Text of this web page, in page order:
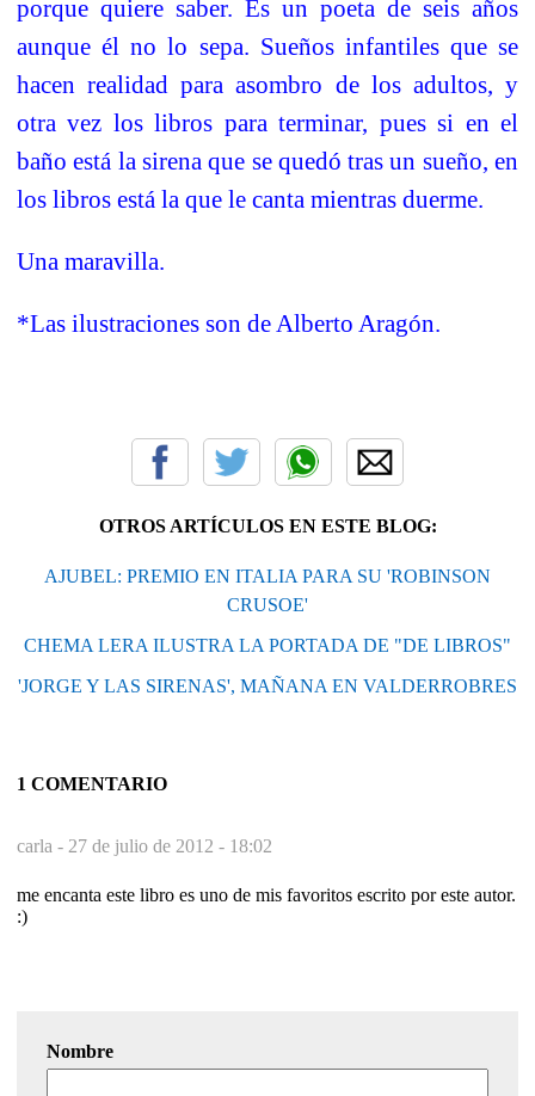
porque quiere saber. Es un poeta de seis años
aunque él no lo sepa. Sueños infantiles que se
hacen realidad para asombro de los adultos, y
otra vez los libros para terminar, pues si en el
baño está la sirena que se quedó tras un sueño, en
los libros está la que le canta mientras duerme.
Una maravilla.
*Las ilustraciones son de Alberto Aragón.
OTROS ARTÍCULOS EN ESTE BLOG:
AJUBEL: PREMIO EN ITALIA PARA SU 'ROBINSON
CRUSOE'
CHEMA LERA ILUSTRA LA PORTADA DE "DE LIBROS"
'JORGE Y LAS SIRENAS', MAÑANA EN VALDERROBRES
1 COMENTARIO
carla - 27 de julio de 2012 - 18:02
me encanta este libro es uno de mis favoritos escrito por este autor.
:)
Nombre